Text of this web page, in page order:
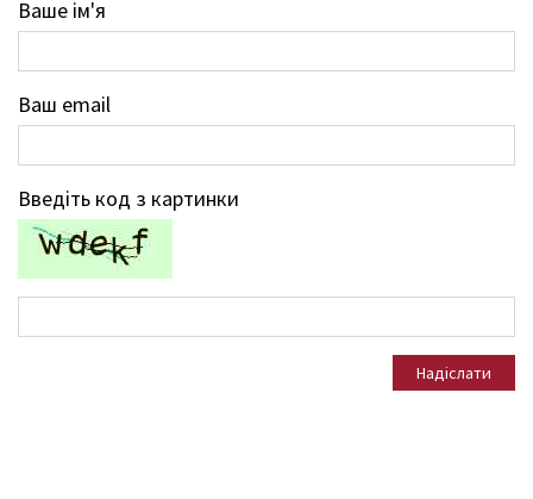
Ваше ім'я
Ваш email
Введіть код з картинки
Надіслати